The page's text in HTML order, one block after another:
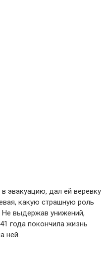
эвакуацию, дал ей веревку
какую страшную роль
Не выдержав унижений,
года покончила жизнь
ней.